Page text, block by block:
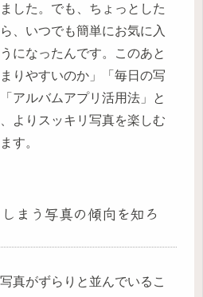
した。でも、ちょっとした
、いつでも簡単にお気に入
になったんです。このあと
りやすいのか」「毎日の写
アルバムアプリ活用法」と
よりスッキリ写真を楽しむ
す。
まう写真の傾向を知ろ
真がずらりと並んでいるこ